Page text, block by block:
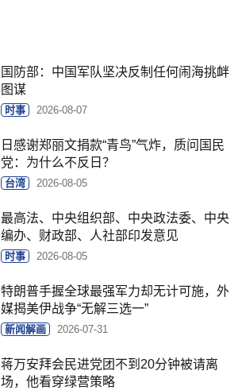
国防部：中国军队坚决反制任何闹海挑衅
图谋
时事 2026-08-07
日感谢郑丽文捐款“青鸟”气炸，质问国民
党：为什么不反日？
台湾 2026-08-05
最高法、中央组织部、中央政法委、中央
编办、财政部、人社部印发意见
时事 2026-08-05
特朗普手握全球最强军力却无计可施，外
媒揭美伊战争“无解三选一”
新闻解画 2026-07-31
蒋万安拜会民进党团不到20分钟被请离
场，他看穿绿营策略